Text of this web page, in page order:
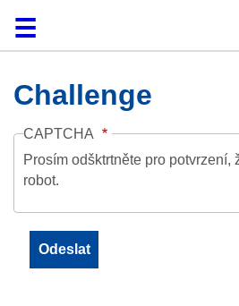
DomůKolekce
Prohlížení
Vyhledávání
O platformě
Nápověda
Kontakt
Challenge
CAPTCHA
Prosím odšktrtněte pro potvrzení,
robot.